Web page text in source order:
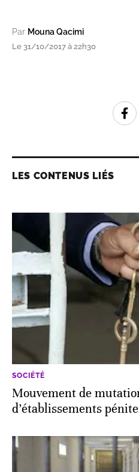
Par Mouna Qacimi
Le 31/10/2017 à 22h30
LES CONTENUS LIÉS
SOCIÉTÉ
Mouvement de
d’établissements